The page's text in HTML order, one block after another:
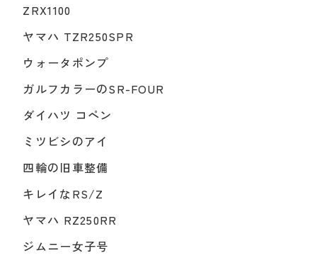
ZRX1100
ヤマハ TZR250SPR
ウォータポンプ
ガルフカラーのSR-FOUR
ダイハツ コペン
ミツビシのアイ
四輪の旧車整備
キレイなRS/Z
ヤマハ RZ250RR
ジムニー女子号